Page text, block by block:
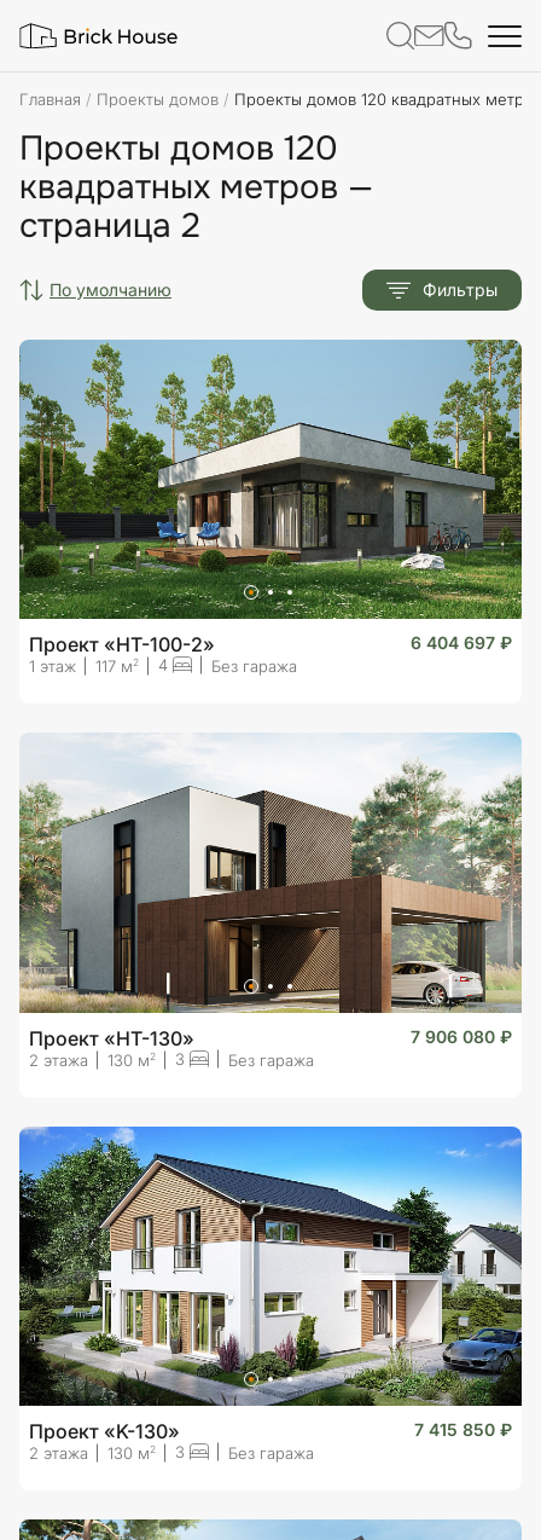
Главная Проекты домов Проекты домов 120 квадратных метров
Проекты домов 120
квадратных метров —
страница 2
по умолчанию Фильтры
Проект «HT-100-2» 6 404 697 ₽
1 этаж 117 м2 4 Без гаража
Проект «HT-130» 7 906 080 ₽
2 этажа 130 м 2 3 Без гаража
Проект «K-130» 7 415 850 ₽
2 этажа 130 м 2 3 Без гаража